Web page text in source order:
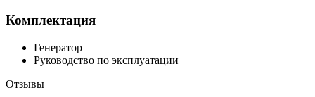
Комплектация
Генератор
Руководство по эксплуатации
Отзывы